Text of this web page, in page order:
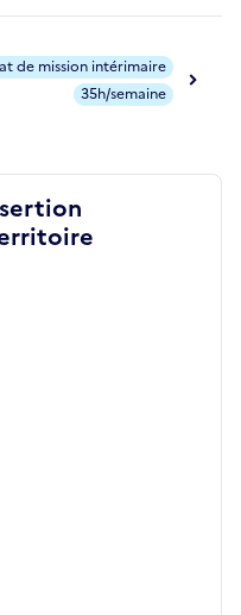
de mission intérimaire
35h/semaine